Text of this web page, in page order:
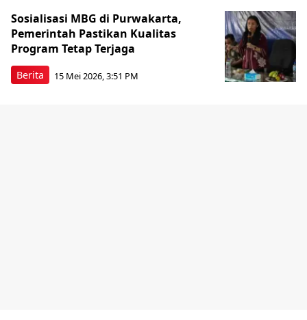
Berita
Sosialisasi MBG di Purwakarta,
Pemerintah Pastikan Kualitas
Program Tetap Terjaga
15 Mei 2026, 3:51 PM